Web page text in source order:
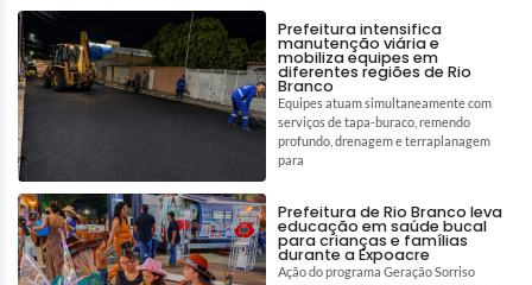
Prefeitura intensifica
manutenção viária e
mobiliza equipes em
diferentes regiões de Rio
Branco
Equipes atuam simultaneamente com
serviços de tapa-buraco, remendo
profundo, drenagem e terraplanagem
para
Prefeitura de Rio Branco leva
educação em saúde bucal
para crianças e famílias
durante a Expoacre
Ação do programa Geração Sorriso